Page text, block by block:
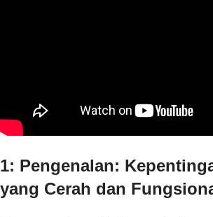
1: Pengenalan:
yang Cerah dan